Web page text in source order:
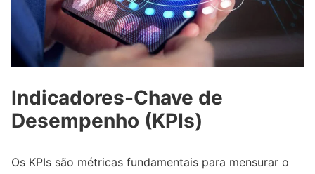
Indicadores-Chave de
Desempenho (KPIs)
Os KPIs são métricas fundamentais para mensurar o